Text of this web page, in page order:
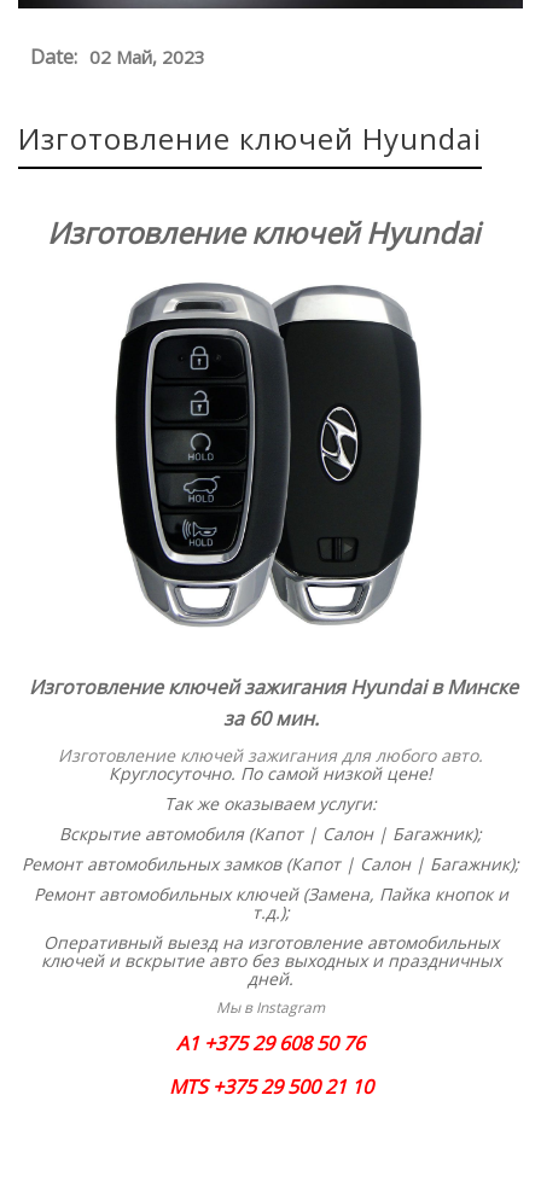
Date: 02 Май, 2023
Изготовление ключей Hyundai
Изготовление ключей Hyundai
Изготовление ключей зажигания Hyundai в Минске
за 60 мин.
Изготовление ключей зажигания для любого авто.
Круглосуточно. По самой низкой цене!
Так же оказываем услуги:
Вскрытие автомобиля (Капот | Салон | Багажник);
Ремонт автомобильных замков (Капот | Салон | Багажник);
Ремонт автомобильных ключей (Замена, Пайка кнопок и
т.д.);
Оперативный выезд на изготовление автомобильных
ключей и вскрытие авто без выходных и праздничных
дней.
Мы в Instagram
A1 +375 29 608 50 76
MTS +375 29 500 21 10